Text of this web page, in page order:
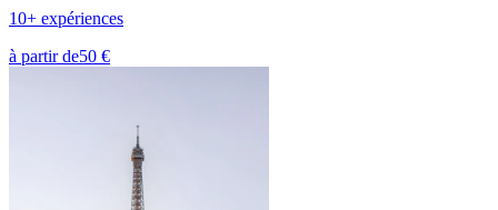
10+ expériences
à partir de50 €